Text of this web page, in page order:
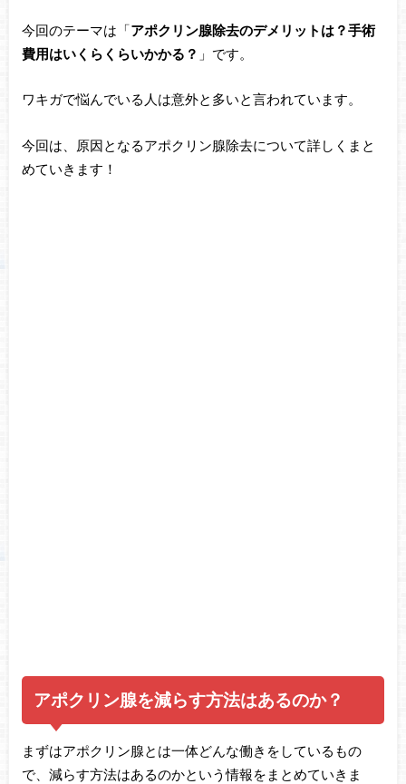
今回のテーマは「アポクリン腺除去のデメリットは？手術
費用はいくらくらいかかる？ 」です。
ワキガで悩んでいる人は意外と多いと言われています。
今回は、原因となるアポクリン腺除去について詳しくまと
めていきます！
アポクリン腺を減らす方法はあるのか？
まずはアポクリン腺とは一体どんな働きをしているもの
で、減らす方法はあるのかという情報をまとめていきま